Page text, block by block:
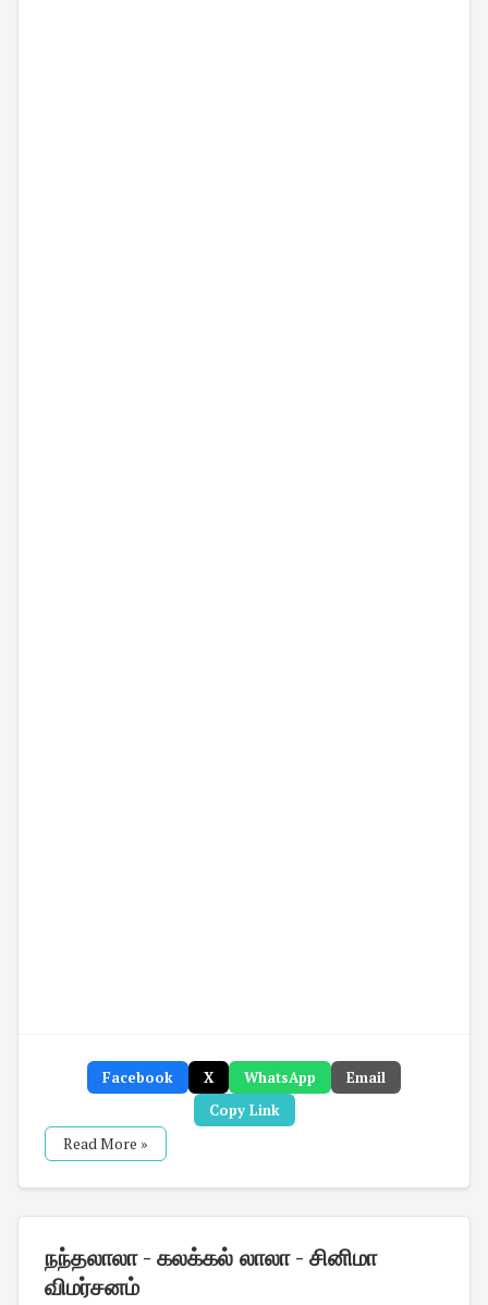
Facebook X WhatsApp
Email
Copy Link
Read More »
நந்தலாலா - கலக்கல் லாலா - சினிமா
விமர்சனம்